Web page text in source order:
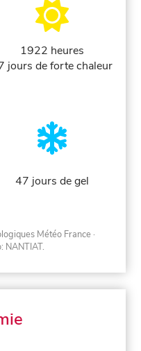
1922 heures
jours de forte chaleur
47 jours de gel
Météo France ·
NANTIAT.